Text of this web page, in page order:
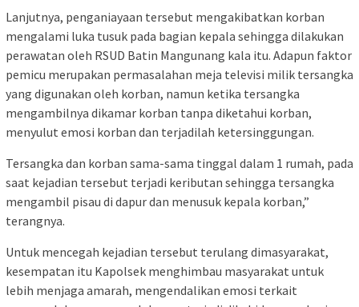
Lanjutnya, penganiayaan tersebut mengakibatkan korban
mengalami luka tusuk pada bagian kepala sehingga dilakukan
perawatan oleh RSUD Batin Mangunang kala itu. Adapun faktor
pemicu merupakan permasalahan meja televisi milik tersangka
yang digunakan oleh korban, namun ketika tersangka
mengambilnya dikamar korban tanpa diketahui korban,
menyulut emosi korban dan terjadilah ketersinggungan.
Tersangka dan korban sama-sama tinggal dalam 1 rumah, pada
saat kejadian tersebut terjadi keributan sehingga tersangka
mengambil pisau di dapur dan menusuk kepala korban,”
terangnya.
Untuk mencegah kejadian tersebut terulang dimasyarakat,
kesempatan itu Kapolsek menghimbau masyarakat untuk
lebih menjaga amarah, mengendalikan emosi terkait